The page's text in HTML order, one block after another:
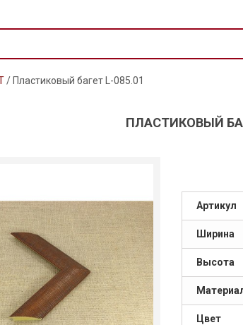
/ Пластиковый багет L-085.01
ПЛАСТИКОВЫЙ
Артикул
Ширина
Высота
Цвет